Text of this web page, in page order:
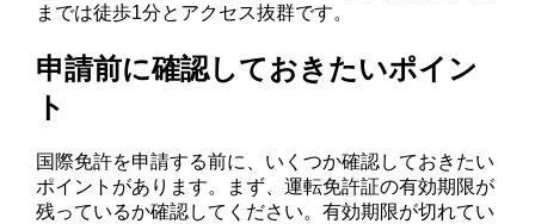
までは徒歩1分とアクセス抜群です。
申請前に確認しておきたいポイン
ト
国際免許を申請する前に、いくつか確認しておきたい
ポイントがあります。まず、運転免許証の有効期限が
残っているか確認してください。有効期限が切れてい